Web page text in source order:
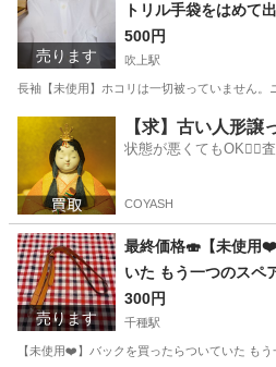
売ります
トリル手袋をはめて
500円
吹上駅
長袖【未使用】ホコリは一切被っていません
吹上駅 オフィス
【求】古い人形譲
状態が悪くてもOK🙆‍♀️
COYASH
売ります
最終価格🍣【未使用
いた もう一つのスペ
結構しっかりしてい
ップで買っています。 金具がついていて 簡単にフ
ックに取り付けでき
300円
千種駅
【未使用❤️】バックを買ったらついていた も